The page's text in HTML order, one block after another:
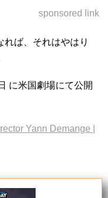
sponsored link
れば、それはやはり
に米国劇場にて公開
Yann Demange |